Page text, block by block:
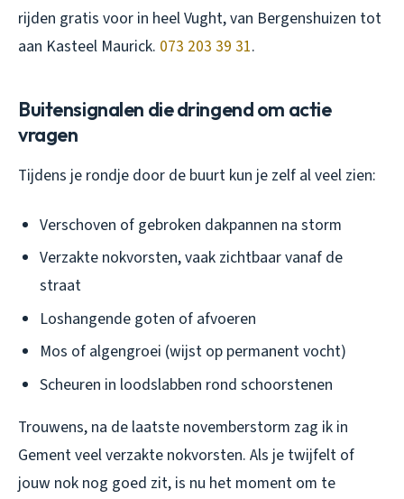
rijden gratis voor in heel Vught, van Bergenshuizen tot
aan Kasteel Maurick. 073 203 39 31.
Buitensignalen die dringend om actie
vragen
Tijdens je rondje door de buurt kun je zelf al veel zien:
Verschoven of gebroken dakpannen na storm
Verzakte nokvorsten, vaak zichtbaar vanaf de
straat
Loshangende goten of afvoeren
Mos of algengroei (wijst op permanent vocht)
Scheuren in loodslabben rond schoorstenen
Trouwens, na de laatste novemberstorm zag ik in
Gement veel verzakte nokvorsten. Als je twijfelt of
jouw nok nog goed zit, is nu het moment om te